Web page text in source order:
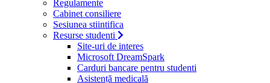
Regulamente
Cabinet consiliere
Sesiunea stiintifica
Resurse studenti
Site-uri de interes
Microsoft DreamSpark
Carduri bancare pentru studenti
Asistență medicală